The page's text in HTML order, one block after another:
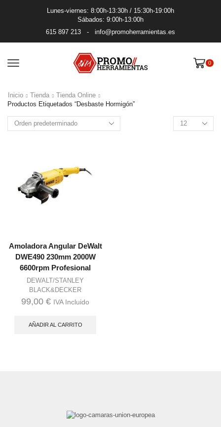
Lunes-viernes: 8:00h-13:30h / 15:30h-19:00h
Sábados: 9:00h-13:00h
615 897 213 - info@promoherramientas.es
0
Inicio Tienda
Tienda Online
Productos Etiquetados “desbaste Hormigón”
Productos
por
Amoladora Angular DeWalt
DWE490 230mm 2000W
6600rpm Profesional
DEWALT/STANLEY
BLACK&DECKER
99,00 € IVA Incluido
AÑADIR AL CARRITO